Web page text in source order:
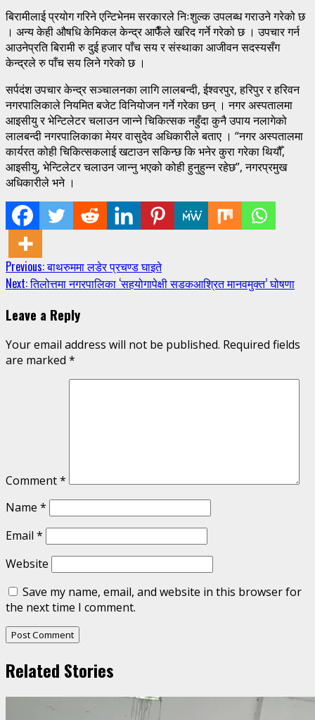
बिरामीलाई प्रयोग गरिने एन्टिभेनम सरकारले निःशुल्क उपलब्ध गराउने गरेको छ
। अन्य केही औषधि केमिकल केन्द्र आफैँले खरिद गर्ने गरेको छ । उपचार गर्न
आउनेप्रति बिरामी रु दुई हजार पाँच सय र संस्थाका आजीवन सदस्यसँग
केन्द्रले रु पाँच सय लिने गरेको छ ।
सर्पदंश उपचार केन्द्र सञ्चालनका लागि लालबन्दी, ईश्वरपुर, हरिपुर र हरिवन
नगरपालिकाले नियमित बजेट विनियोजन गर्ने गरेका छन् । नगर अस्पतालमा
आइसीयु र भेन्टिलेटर चलाउन जान्ने चिकित्सक नहुँदा कुनै उपाय नलागेको
लालबन्दी नगरपालिकाका मेयर वासुदेव अधिकारीले बताए । “नगर अस्पतालमा
कार्यरत कोही चिकित्सकलाई खटाउन सकिन्छ कि भनेर कुरा गरेका थियौँ,
आइसीयु, भेन्टिलेटर चलाउन जान्नु भएको कोही हुनुहुन्न रहेछ”, नगरप्रमुख
अधिकारीले भने ।
Continue
Reading
Previous:बाथरुममा लडेर प्रचण्ड घाइते
Next:तिलोत्तमा नगरपालिका ‘सहयोगापेक्षी सडकआश्रित मानवमुक्त’ घोषणा
Leave a Reply
Your email address will not be published. Required fields
are marked *
Comment*
Name *
Email *
Website
Save my name, email, and website in this browser for
the next time I comment.
Related Stories